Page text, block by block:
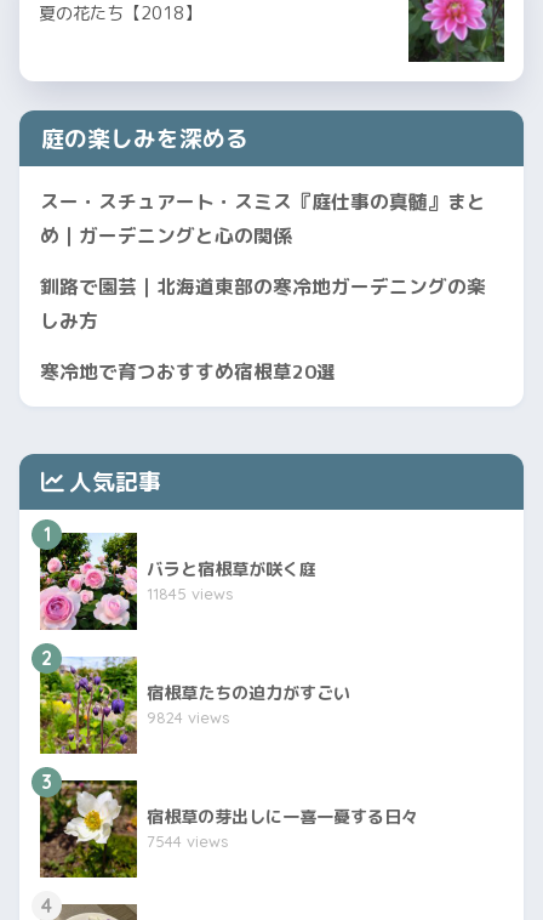
夏の花たち【2018】
庭の楽しみを深める
スー・スチュアート・スミス『庭仕事の真髄』まと
め｜ガーデニングと心の関係
釧路で園芸｜北海道東部の寒冷地ガーデニングの楽
しみ方
寒冷地で育つおすすめ宿根草20選
人気記事
1
バラと宿根草が咲く庭
11845 views
2
宿根草たちの迫力がすごい
9824 views
3
宿根草の芽出しに一喜一憂する日々
7544 views
4